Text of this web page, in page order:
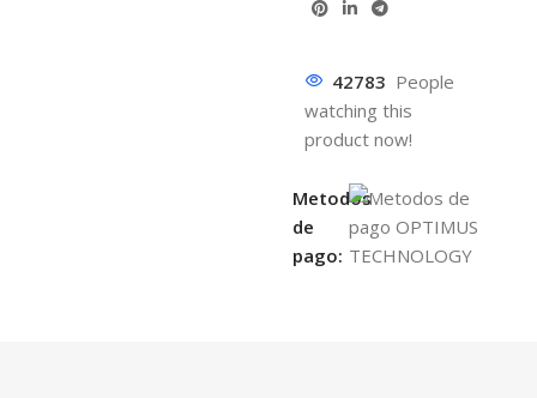
42783 People
watching this
product now!
Metodos
de
pago: